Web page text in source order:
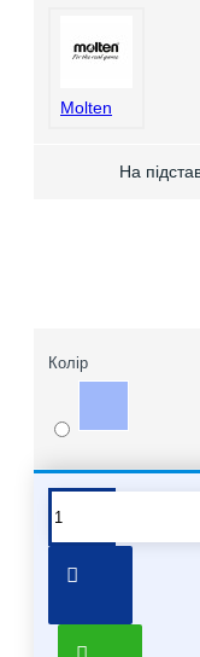
Molten
На
Колір
Molten –